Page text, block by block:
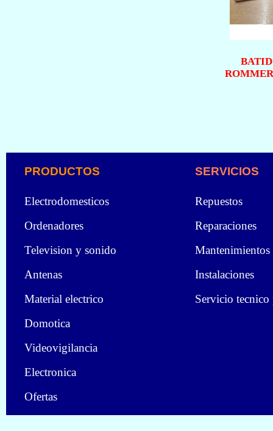
Electrodomesticos
Ordenadores
Television y sonido
Antenas
Material electrico
Domotica
Videovigilancia
Electronica
Ofertas
Repuestos
Reparaciones
Mantenimientos
Instalaciones
Servicio
SERVICIOS
PRODUCTOS